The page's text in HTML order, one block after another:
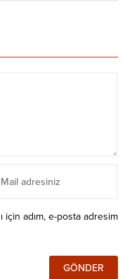
için adım, e-posta adresim